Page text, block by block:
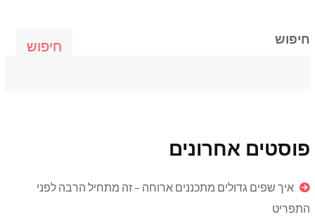
חיפוש חיפוש
פוסטים אחרונים
איך שפים גדולים מתכננים ארוחה – זה מתחיל הרבה לפני
התפריט